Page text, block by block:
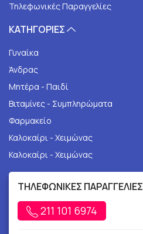
Τηλεφωνικές Παραγγελίες
ΚΑΤΗΓΟΡΙΕΣ
Γυναίκα
Άνδρας
Μητέρα - Παιδί
Βιταμίνες - Συμπληρώματα
Φαρμακείο
Καλοκαίρι - Χειμώνας
Καλοκαίρι - Χειμώνας
ΤΗΛΕΦΩΝΙΚΕΣ ΠΑΡΑΓΓΕΛΙΕΣ
211 101 6974